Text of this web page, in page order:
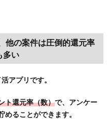
他の案件は圧倒的還元率
多い
アプリです。
ト還元率（数）で、アンケー
めることができます。